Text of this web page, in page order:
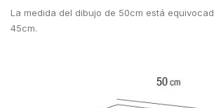
La medida del dibujo de 50cm está
45cm.